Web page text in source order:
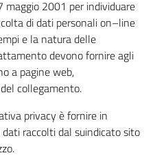
2001 per individuare
di dati personali on–line
e la natura delle
devono fornire agli
a pagine web,
collegamento.
privacy è fornire in
raccolti dal suindicato sito